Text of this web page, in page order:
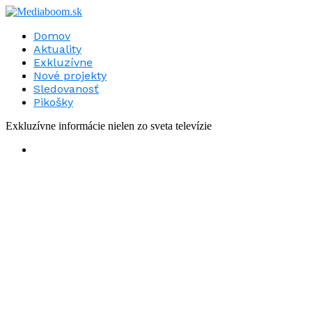
Domov
Aktuality
Exkluzívne
Nové projekty
Sledovanosť
Pikošky
Exkluzívne informácie nielen zo sveta televízie